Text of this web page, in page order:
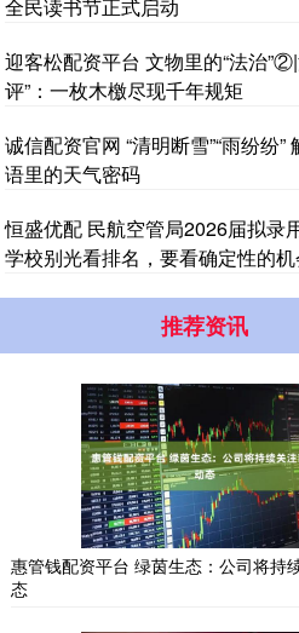
全民读书节正式启动
迎客松配资平台 文物里的“法治
评”：一枚木檄尽现千年规矩
诚信配资官网 “清明断雪”“雨纷纷”
语里的天气密码
恒盛优配 民航空管局2026届拟录
学校别光看排名，要看确定性的
推荐资讯
惠管钱配资平台 绿茵生态：公司将持
态